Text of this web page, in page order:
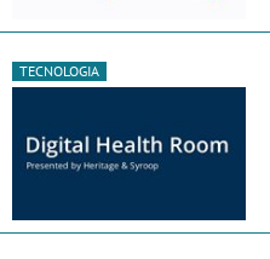
TECNOLOGIA